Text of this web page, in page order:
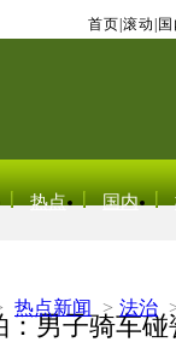
首页 滚动
热点 国内
热点新闻 > 法治
：男子骑车